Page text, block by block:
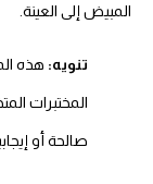
المبيض إلى العينة.
تنويه: هذه
المختبرات
صالحة أو